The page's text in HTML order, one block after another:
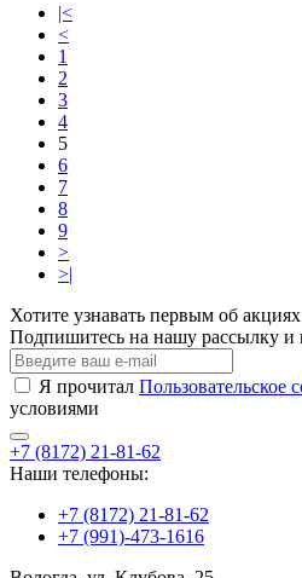
|<
<
1
2
3
4
5
6
7
8
9
>
>|
Хотите узнавать первым об
Подпишитесь на нашу рассылку и
Я прочитал Пользовательское
условиями
+7 (8172) 21-81-62
Наши телефоны:
+7 (8172) 21-81-62
+7 (991)-473-1616